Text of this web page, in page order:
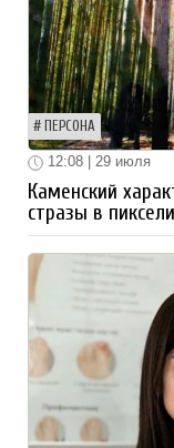
ПЕРСОНА
12:08 | 29 июля
Каменский
стразы в пиксели